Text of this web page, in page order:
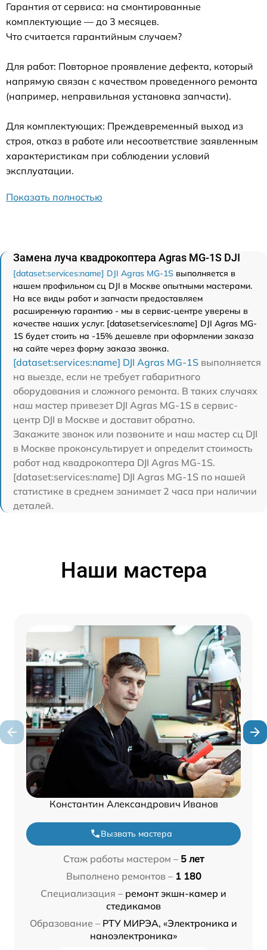
Гарантия от сервиса: на смонтированные
комплектующие — до 3 месяцев.
Что считается гарантийным случаем?
Для работ: Повторное проявление дефекта, который
напрямую связан с качеством проведенного ремонта
(например, неправильная установка запчасти).
Для комплектующих: Преждевременный выход из
строя, отказ в работе или несоответствие заявленным
характеристикам при соблюдении условий
эксплуатации.
Показать полностью
Замена луча квадрокоптера Agras MG-1S DJI
[dataset:services:name] DJI Agras MG-1S выполняется в
нашем профильном сц DJI в Москве опытными мастерами.
На все виды работ и запчасти предоставляем
расширенную гарантию - мы в сервис-центре уверены в
качестве наших услуг. [dataset:services:name] DJI Agras MG-
1S будет стоить на -15% дешевле при оформлении заказа
на сайте через форму заказа звонка.
[dataset:services:name] DJI Agras MG-1S выполняется
на выезде, если не требует габаритного
оборудования и сложного ремонта. В таких случаях
наш мастер привезет DJI Agras MG-1S в сервис-
центр DJI в Москве и доставит обратно.
Закажите звонок или позвоните и наш мастер сц DJI
в Москве проконсультирует и определит стоимость
работ над квадрокоптера DJI Agras MG-1S.
[dataset:services:name] DJI Agras MG-1S по нашей
статистике в среднем занимает 2 часа при наличии
деталей.
Наши мастера
Константин Александрович Иванов
Вызвать мастера
Стаж работы мастером – 5 лет
Выполнено ремонтов – 1 180
Специализация – ремонт экшн-камер и
стедикамов
Образование – РТУ МИРЭА, «Электроника и
наноэлектроника»